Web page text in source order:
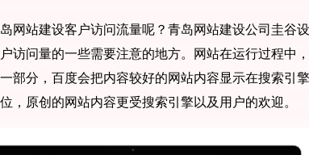
网站建设客户访问流量呢？青岛网站建设公司圭谷
访问量的一些需要注意的地方。网站在运行过程中
部分，百度会把内容较好的网站内容显示在搜索引
，原创的网站内容更受搜索引擎以及用户的欢迎。